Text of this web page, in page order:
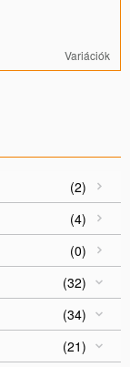
Variációk
(2)
(4)
(0)
(32)
(34)
(21)